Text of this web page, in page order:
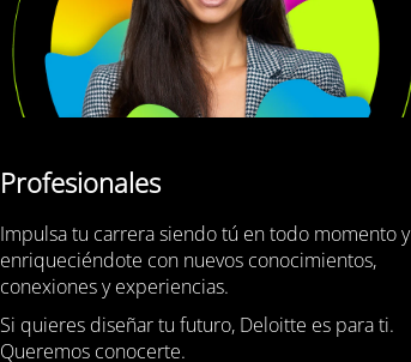
Profesionales
Impulsa tu carrera siendo tú en todo momento y
enriqueciéndote con nuevos conocimientos,
conexiones y experiencias.
Si quieres diseñar tu futuro, Deloitte es para ti.
Queremos conocerte.